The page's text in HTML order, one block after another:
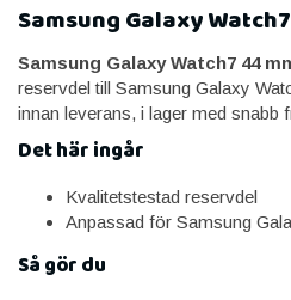
Samsung Galaxy
Samsung Galaxy Watch7 44
reservdel till Samsung Galaxy
innan leverans, i lager med snabb
Det här ingår
Kvalitetstestad reservdel
Anpassad för Samsung
Så gör du